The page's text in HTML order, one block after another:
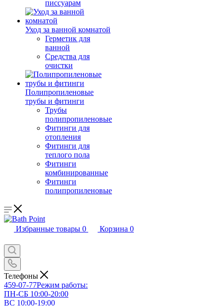
писсуарам
Уход за ванной комнатой
Герметик для
ванной
Средства для
очистки
Полипропиленовые
трубы и фитинги
Трубы
полипропиленовые
Фитинги для
отопления
Фитинги для
теплого пола
Фитинги
комбинированные
Фитинги
полипропиленовые
Избранные товары 0 Корзина 0
Телефоны
459-07-77Режим работы:
ПН-СБ 10:00-20:00
ВС 10:00-19:00